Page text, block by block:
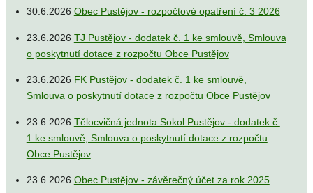
30.6.2026 Obec Pustějov - rozpočtové opatření č. 3 2026
23.6.2026 TJ Pustějov - dodatek č. 1 ke smlouvě, Smlouva
o poskytnutí dotace z rozpočtu Obce Pustějov
23.6.2026 FK Pustějov - dodatek č. 1 ke smlouvě,
Smlouva o poskytnutí dotace z rozpočtu Obce Pustějov
23.6.2026 Tělocvičná jednota Sokol Pustějov - dodatek č.
1 ke smlouvě, Smlouva o poskytnutí dotace z rozpočtu
Obce Pustějov
23.6.2026 Obec Pustějov - závěrečný účet za rok 2025